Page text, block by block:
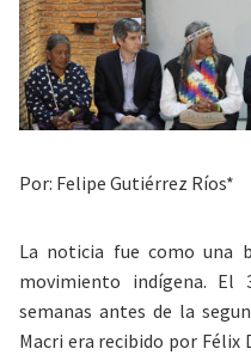
Por: Felipe Gutiérrez Ríos*
La noticia fue como una
movimiento indígena. El
semanas antes de la
Macri era recibido por Félix